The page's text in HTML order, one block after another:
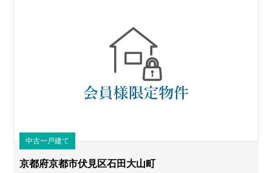
中古一戸建て
京都府京都市伏見区石田大山町